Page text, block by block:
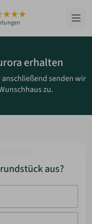
erhalten
senden wir
zu.
aus?